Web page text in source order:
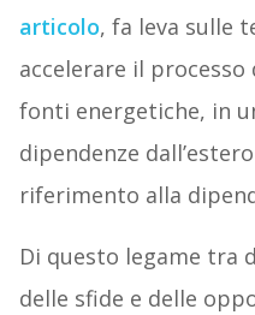
articolo, fa leva sulle
accelerare il
fonti energetiche, in
dipendenze
riferimento alla
Di questo legame tra
delle sfide e delle